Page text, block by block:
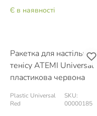
Є в наявності
Ракетка для настільного
тенісу ATEMI Universal
пластикова червона
Plastic Universal
Red
SKU:
00000185